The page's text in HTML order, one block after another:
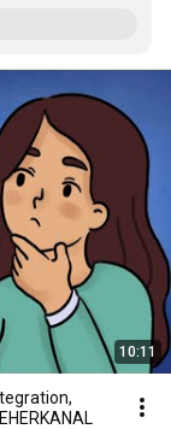
10:11